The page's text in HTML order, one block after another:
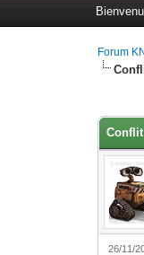
Forum
26/11/